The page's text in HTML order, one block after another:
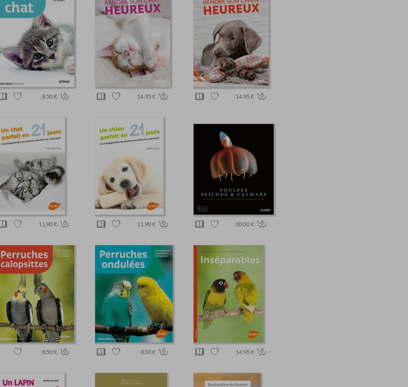
8.50 € 14.95 € 14.95 €
11.90 € 11.90 € 30.00 €
8.50 € 8.50 € 14.95 €